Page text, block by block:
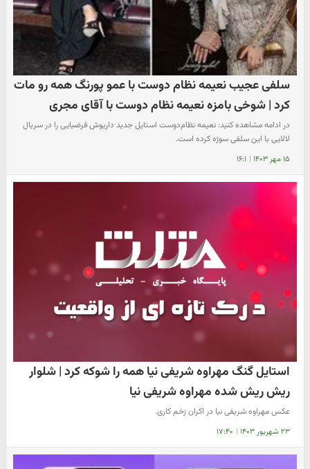
سلفی عجیب نعیمه نظام دوست با عمو پورنگ همه رو مات
کرد | شوخی بامزه نعیمه نظام دوست با آقای مجری
در ادامه مشاهده کنید: نعیمه نظام‌دوست استایل جدید داریوش فرضیایی را در سریال
لالایی با این سلفی سوژه کرده است.
۱۵ مهر ۱۴۰۳ | ۱۶:۱
استایل گنگ مهراوه شریفی نیا همه را شوکه کرد | شلوار
ریش ریش شده مهراوه شریفی نیا
عکس مهراوه شریفی نیا در اکران زخم کاری.
۲۳ شهریور ۱۴۰۳ | ۱۷:۴۰